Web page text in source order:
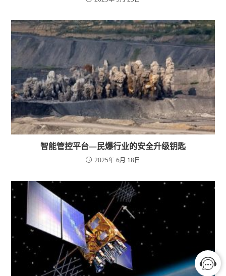
智能管控平台—民爆行业的安全升级钥匙
2025年 6月 18日